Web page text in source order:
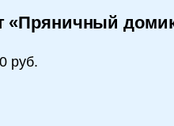
«Пряничный
руб.